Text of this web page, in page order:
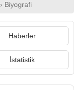
› Biyografi
Haberler
İstatistik